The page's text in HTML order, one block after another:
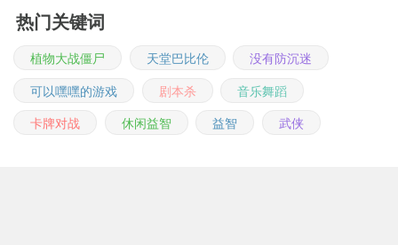
热门关键词
植物大战僵尸 天堂巴比伦
没有防沉迷
可以嘿嘿的游戏
剧本杀
音乐舞蹈
卡牌对战
休闲益智 益智 武侠